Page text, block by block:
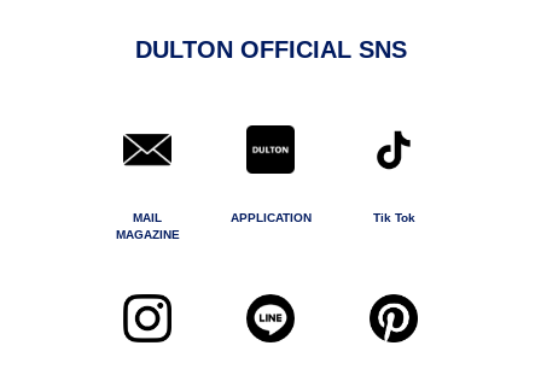
DULTON OFFICIAL SNS
MAIL
MAGAZINE
APPLICATION Tik Tok